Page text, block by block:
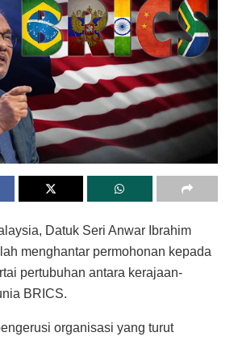
Datuk Seri Anwar Ibrahim
menghantar permohonan kepada
pertubuhan antara kerajaan-
BRICS.
organisasi yang turut